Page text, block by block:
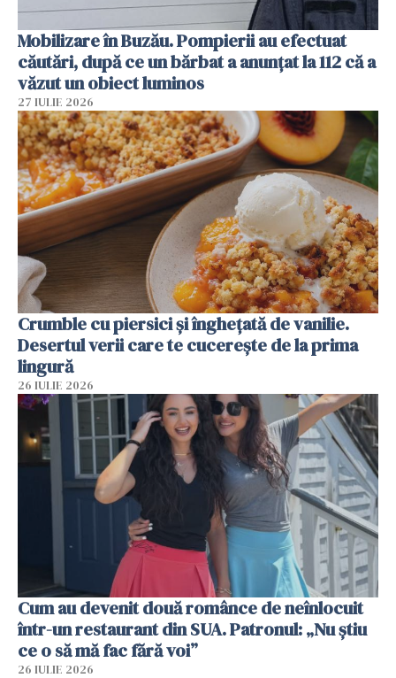
Mobilizare în Buzău. Pompierii au efectuat
căutări, după ce un bărbat a anunțat la 112 că a
văzut un obiect luminos
27 IULIE 2026
Crumble cu piersici și înghețată de vanilie.
Desertul verii care te cucerește de la prima
lingură
26 IULIE 2026
Cum au devenit două românce de neînlocuit
într-un restaurant din SUA. Patronul: „Nu știu
ce o să mă fac fără voi”
26 IULIE 2026